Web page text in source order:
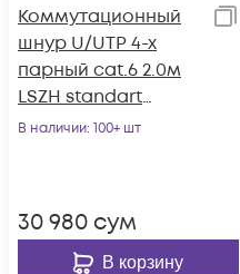
Коммутационный
шнур U/UTP 4-х
парный cat.6 2.0м
LSZH standart
красный
В наличии: 100+ шт
30 980 сум
В корзину